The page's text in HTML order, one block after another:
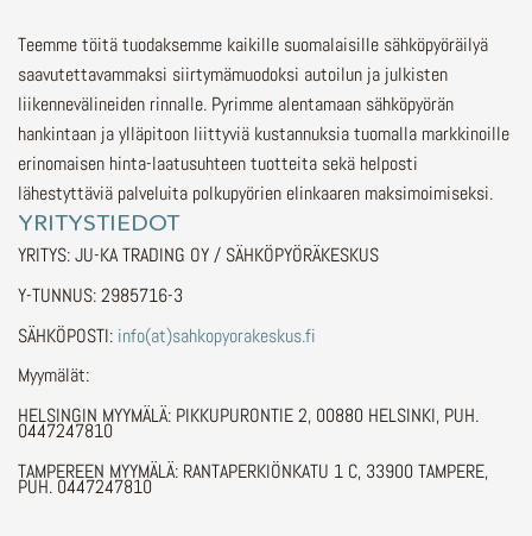
Teemme töitä tuodaksemme kaikille suomalaisille sähköpyöräilyä
saavutettavammaksi siirtymämuodoksi autoilun ja julkisten
liikennevälineiden rinnalle. Pyrimme alentamaan sähköpyörän
hankintaan ja ylläpitoon liittyviä kustannuksia tuomalla markkinoille
erinomaisen hinta-laatusuhteen tuotteita sekä helposti
lähestyttäviä palveluita polkupyörien elinkaaren maksimoimiseksi.
YRITYSTIEDOT
YRITYS: JU-KA TRADING OY / SÄHKÖPYÖRÄKESKUS
Y-TUNNUS: 2985716-3
SÄHKÖPOSTI: info(at)sahkopyorakeskus.fi
Myymälät:
HELSINGIN MYYMÄLÄ: PIKKUPURONTIE 2, 00880 HELSINKI, PUH.
0447247810
TAMPEREEN MYYMÄLÄ: RANTAPERKIÖNKATU 1 C, 33900 TAMPERE,
PUH. 0447247810